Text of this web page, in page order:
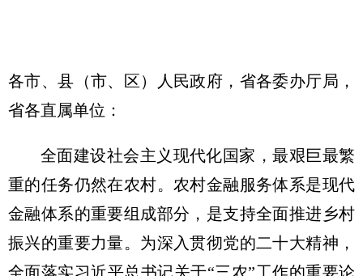
各市、县（市、区）人民政府，省各委办厅局，
省各直属单位：
全面建设社会主义现代化国家，最艰巨最繁
重的任务仍然在农村。农村金融服务体系是现代
金融体系的重要组成部分，是支持全面推进乡村
振兴的重要力量。为深入贯彻党的二十大精神，
全面落实习近平总书记关于“三农”工作的重要论